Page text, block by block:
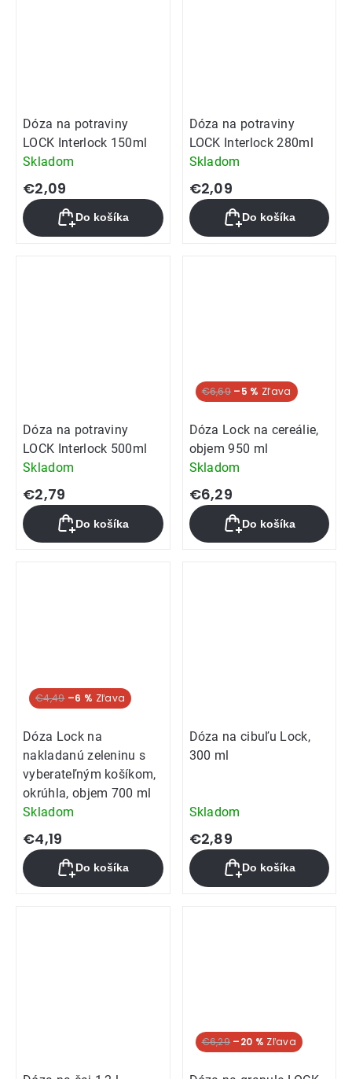
Dóza na potraviny
LOCK Interlock 150ml
Skladom
€2,09
Do košíka
Dóza na potraviny
LOCK Interlock 280ml
Skladom
€2,09
Do košíka
Dóza na potraviny
LOCK Interlock 500ml
Skladom
€2,79
Do košíka
€6,69 –5 %
Dóza Lock na cereálie,
objem 950 ml
Skladom
€6,29
Do košíka
€4,49 –6 %
Dóza Lock na
nakladanú zeleninu s
vyberateľným košíkom,
okrúhla, objem 700 ml
Skladom
€4,19
Do košíka
Dóza na cibuľu Lock,
300 ml
Skladom
€2,89
Do košíka
€6,29 –20 %